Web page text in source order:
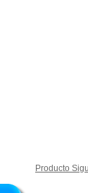
Producto